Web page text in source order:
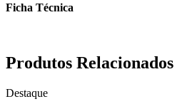
Ficha Técnica
Produtos Relacionados
Destaque